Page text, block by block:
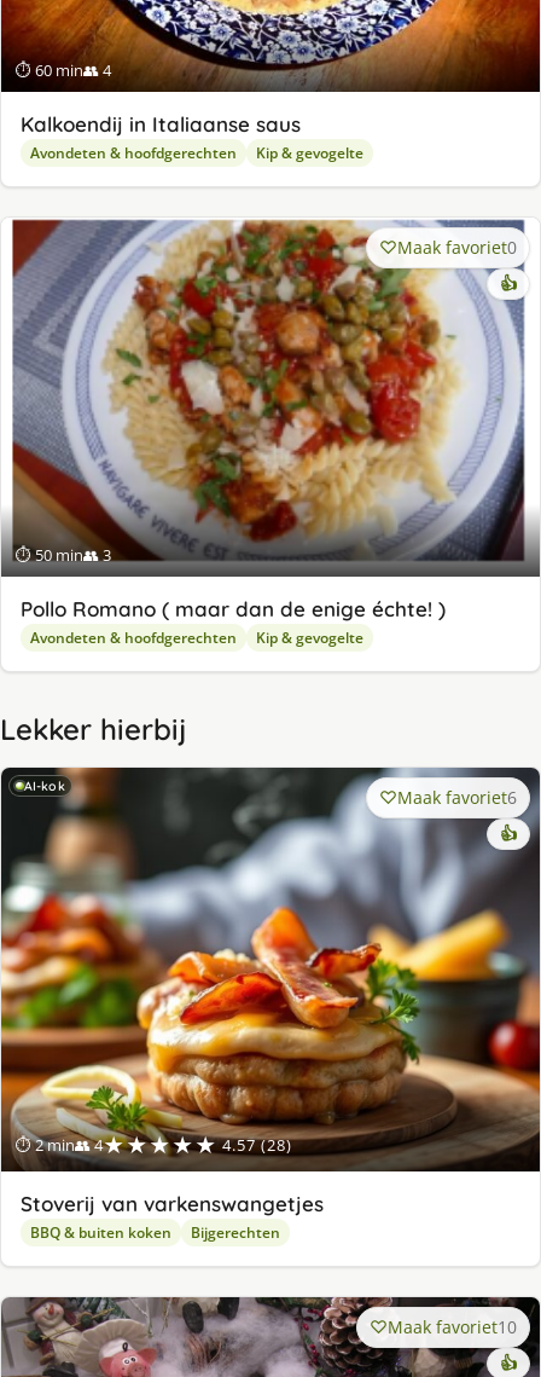
⏱ 60 min👥 4
Kalkoendij in Italiaanse saus
Avondeten & hoofdgerechten Kip & gevogelte
⏱ 50 min👥 3
Maak favoriet0
👍
Pollo Romano ( maar dan de enige échte! )
Avondeten & hoofdgerechten Kip & gevogelte
Lekker hierbij
AI-kok
⏱ 2 min👥 4★★★★★ 4.57 (28)
Maak favoriet6
👍
Stoverij van varkenswangetjes
BBQ & buiten koken Bijgerechten
Maak favoriet10
👍